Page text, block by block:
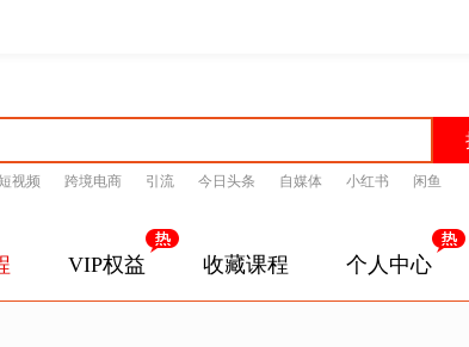
视频 跨境电商 引流 今日头条 自媒体 小红书 闲鱼
VIP权益 收藏课程 个人中心